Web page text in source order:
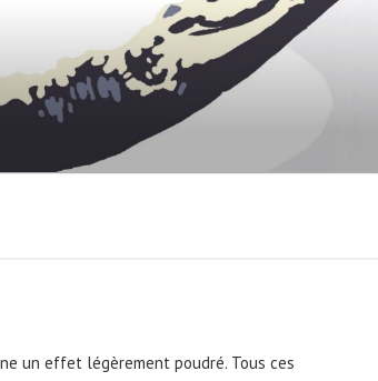
un effet légèrement poudré. Tous ces